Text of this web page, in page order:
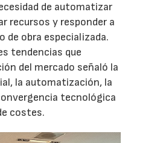
de automatizar
recursos y responder a
de obra especializada.
tendencias que
del mercado señaló la
la automatización, la
tecnológica
costes.